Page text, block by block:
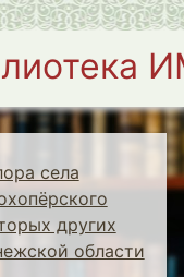
села
других
области